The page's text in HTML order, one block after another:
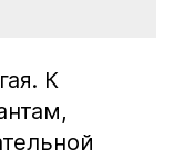
К